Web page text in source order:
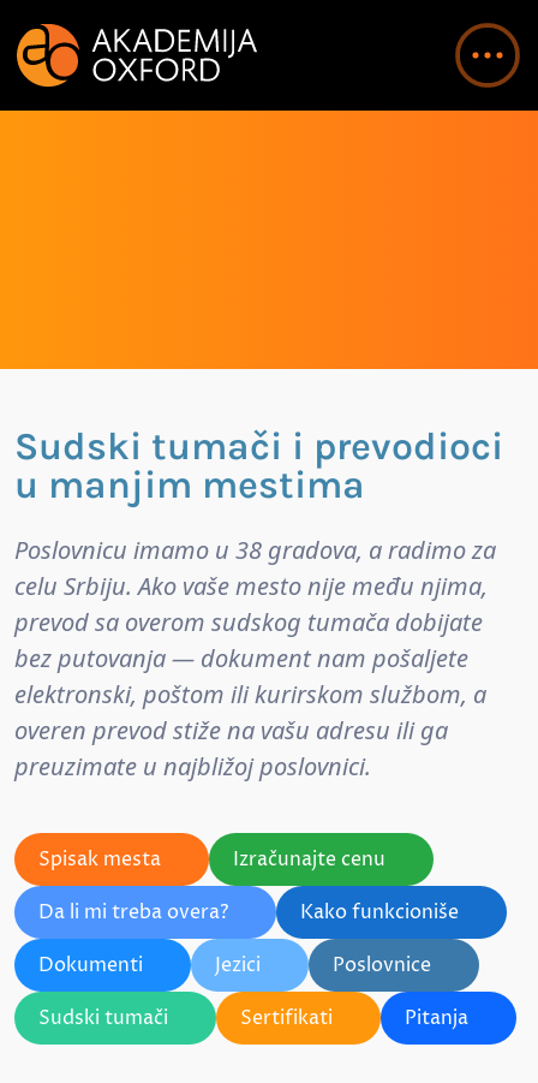
Sudski tumači i prevodioci
u manjim mestima
Poslovnicu imamo u 38 gradova, a radimo za
celu Srbiju. Ako vaše mesto nije među njima,
prevod sa overom sudskog tumača dobijate
bez putovanja — dokument nam pošaljete
elektronski, poštom ili kurirskom službom, a
overen prevod stiže na vašu adresu ili ga
preuzimate u najbližoj poslovnici.
Spisak mesta
Izračunajte cenu
Da li mi treba overa?
Kako funkcioniše
Dokumenti
Jezici
Poslovnice
Sudski tumači
Sertifikati Pitanja